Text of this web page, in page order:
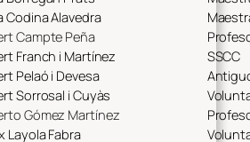
Codina Alavedra
Campte Peña
Franch i Martínez
SSCC
Pelaó i Devesa
Sorrosal i Cuyàs
Gómez Martínez
Layola Fabra